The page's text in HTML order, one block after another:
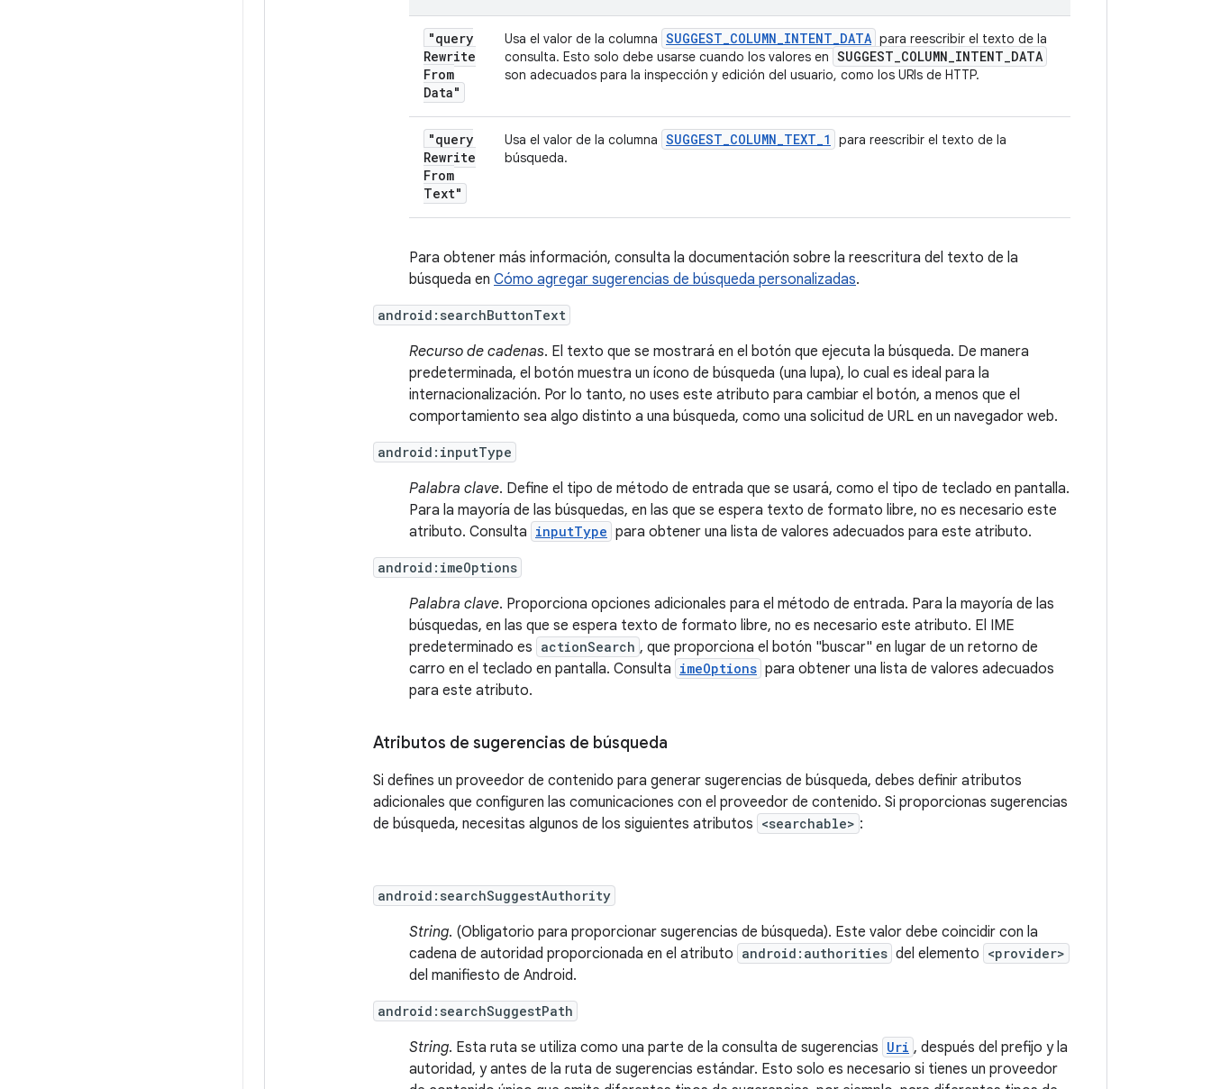
"query
Rewrite
From
Data"
Usa el valor de la columna SUGGEST_COLUMN_INTENT_DATA para reescribir el texto de la
consulta. Esto solo debe usarse cuando los valores en SUGGEST_COLUMN_INTENT_DATA
son adecuados para la inspección y edición del usuario, como los URIs de HTTP.
"query
Rewrite
From
Text"
Usa el valor de la columna SUGGEST_COLUMN_TEXT_1
para reescribir el texto de la
búsqueda.
Para obtener más información, consulta la documentación sobre la reescritura del texto de la
búsqueda en Cómo agregar sugerencias de búsqueda personalizadas.
android:searchButtonText
Recurso de cadenas. El texto que se mostrará en el botón que ejecuta la búsqueda. De manera
predeterminada, el botón muestra un ícono de búsqueda (una lupa), lo cual es ideal para la
internacionalización. Por lo tanto, no uses este atributo para cambiar el botón, a menos que el
comportamiento sea algo distinto a una búsqueda, como una solicitud de URL en un navegador web.
android:inputType
Palabra clave. Define el tipo de método de entrada que se usará, como el tipo de teclado en pantalla.
Para la mayoría de las búsquedas, en las que se espera texto de formato libre, no es necesario este
atributo. Consulta inputType para obtener una lista de valores adecuados para este atributo.
android:imeOptions
Palabra clave. Proporciona opciones adicionales para el método de entrada. Para la mayoría de las
búsquedas, en las que se espera texto de formato libre, no es necesario este atributo. El IME
predeterminado es actionSearch , que proporciona el botón "buscar" en lugar de un retorno de
carro en el teclado en pantalla. Consulta imeOptions para obtener una lista de valores adecuados
para este atributo.
Atributos de sugerencias de búsqueda
Si defines un proveedor de contenido para generar sugerencias de búsqueda, debes definir atributos
adicionales que configuren las comunicaciones con el proveedor de contenido. Si proporcionas sugerencias
de búsqueda, necesitas algunos de los siguientes atributos <searchable> :
android:searchSuggestAuthority
String. (Obligatorio para proporcionar sugerencias de búsqueda). Este valor debe coincidir con la
cadena de autoridad proporcionada en el atributo android:authorities del elemento <provider>
del manifiesto de Android.
android:searchSuggestPath
String. Esta ruta se utiliza como una parte de la consulta de sugerencias Uri , después del prefijo y la
autoridad, y antes de la ruta de sugerencias estándar. Esto solo es necesario si tienes un proveedor